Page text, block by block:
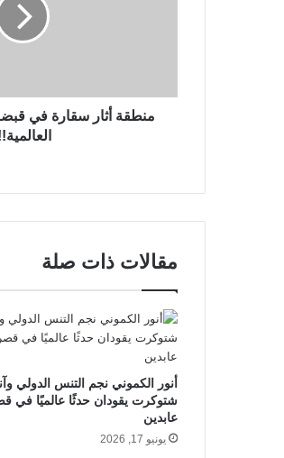
منطقة أثار سقارة في قبضة
مقالات ذات صلة
أنور الكموني نجم التنس الدولي
شتوكرت يقودان حدثًا عالميًا في
عابدين
يونيو 17, 2026